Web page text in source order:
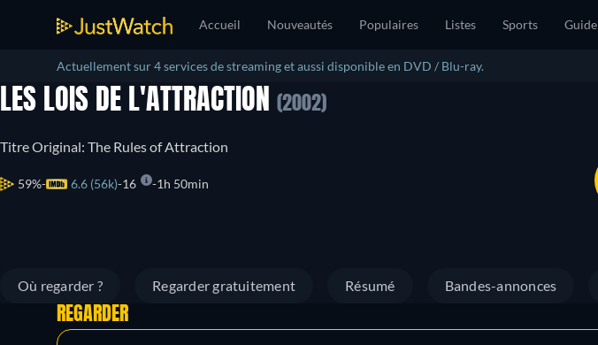
Accueil Nouveautés Populaires Listes Sports Guide
Actuellement sur 4 services de streaming et aussi disponible en DVD / Blu-ray.
LES LOIS DE L'ATTRACTION (2002)
Titre Original: The Rules of Attraction
59% 6.6 (56k) 16 1h 50min
Où regarder ? Regarder gratuitement Résumé Bandes-annonces
REGARDER